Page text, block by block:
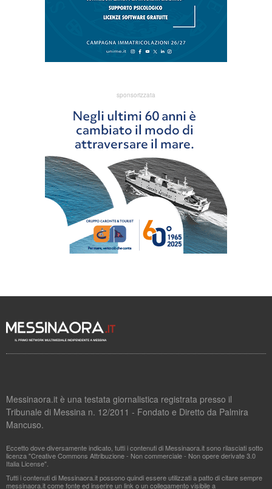
sponsorizzata
Messinaora.it è una testata giornalistica registrata presso il
Tribunale di Messina n. 12/2011 - Fondato e Diretto da Palmira
Mancuso.
Eccetto dove diversamente indicato, tutti i contenuti di Messinaora.it sono rilasciati sotto
licenza "Creative Commons Attribuzione - Non commerciale - Non opere derivate 3.0
Italia License".
Tutti i contenuti di Messinaora.it possono quindi essere utilizzati a patto di citare sempre
messinaora.it come fonte ed inserire un link o un collegamento visibile a